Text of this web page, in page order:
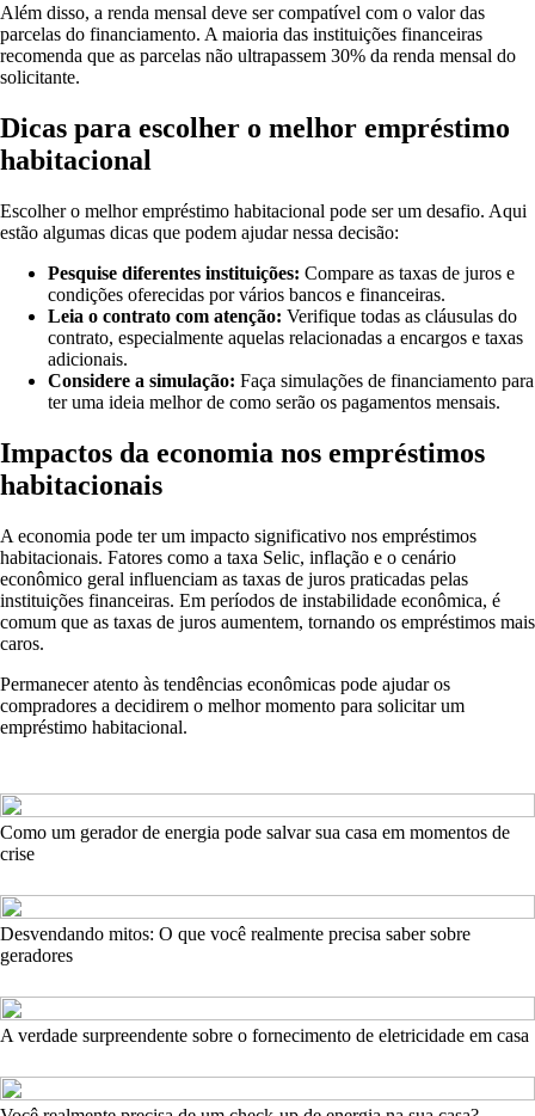
Além disso, a renda mensal deve ser compatível com o valor das
parcelas do financiamento. A maioria das instituições financeiras
recomenda que as parcelas não ultrapassem 30% da renda mensal do
solicitante.
Dicas para escolher o melhor empréstimo
habitacional
Escolher o melhor empréstimo habitacional pode ser um desafio. Aqui
estão algumas dicas que podem ajudar nessa decisão:
Pesquise diferentes instituições: Compare as taxas de juros e
condições oferecidas por vários bancos e financeiras.
Leia o contrato com atenção: Verifique todas as cláusulas do
contrato, especialmente aquelas relacionadas a encargos e taxas
adicionais.
Considere a simulação: Faça simulações de financiamento para
ter uma ideia melhor de como serão os pagamentos mensais.
Impactos da economia nos empréstimos
habitacionais
A economia pode ter um impacto significativo nos empréstimos
habitacionais. Fatores como a taxa Selic, inflação e o cenário
econômico geral influenciam as taxas de juros praticadas pelas
instituições financeiras. Em períodos de instabilidade econômica, é
comum que as taxas de juros aumentem, tornando os empréstimos mais
caros.
Permanecer atento às tendências econômicas pode ajudar os
compradores a decidirem o melhor momento para solicitar um
empréstimo habitacional.
Como um gerador de energia pode salvar sua casa em momentos de
crise
Desvendando mitos: O que você realmente precisa saber sobre
geradores
A verdade surpreendente sobre o fornecimento de eletricidade em casa